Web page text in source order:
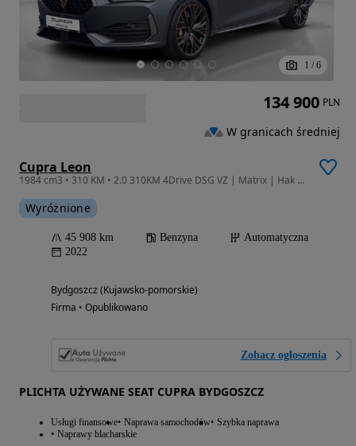
1 / 6
Cupra Leon
1984 cm3 • 310 KM • 2.0 310KM 4Drive DSG VZ | Matrix | Hak | El. klapa | Matowy
Wyróżnione
45 908 km Benzyna
Automatyczna
2022
Bydgoszcz (Kujawsko-pomorskie)
Firma • Opublikowano
Zobacz ogłoszenia
PLICHTA UŻYWANE SEAT CUPRA BYDGOSZCZ
Usługi finansowe Naprawa samochodów Szybka naprawa
Naprawy blacharskie
134 900 PLN
W granicach średniej